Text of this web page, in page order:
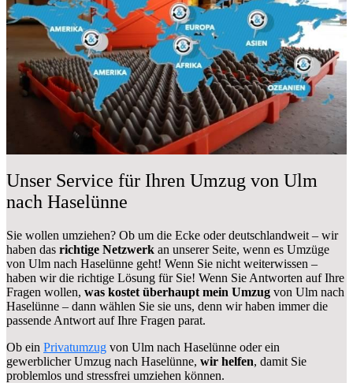
Unser Service für Ihren Umzug von Ulm
nach Haselünne
Sie wollen umziehen? Ob um die Ecke oder deutschlandweit – wir
haben das richtige Netzwerk an unserer Seite, wenn es Umzüge
von Ulm nach Haselünne geht! Wenn Sie nicht weiterwissen –
haben wir die richtige Lösung für Sie! Wenn Sie Antworten auf Ihre
Fragen wollen, was kostet überhaupt mein Umzug von Ulm nach
Haselünne – dann wählen Sie sie uns, denn wir haben immer die
passende Antwort auf Ihre Fragen parat.
Ob ein Privatumzug von Ulm nach Haselünne oder ein
gewerblicher Umzug nach Haselünne, wir helfen, damit Sie
problemlos und stressfrei umziehen können.